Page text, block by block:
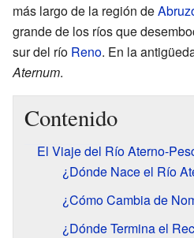
más largo de la región de
grande de los ríos que
sur del río Reno. En la
Aternum.
Contenido
El Viaje del Río Aterno-
¿Dónde Nace el Río
¿Cómo Cambia de
¿Dónde Termina el